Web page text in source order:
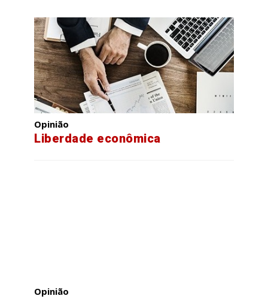
Opinião
Liberdade econômica
Opinião